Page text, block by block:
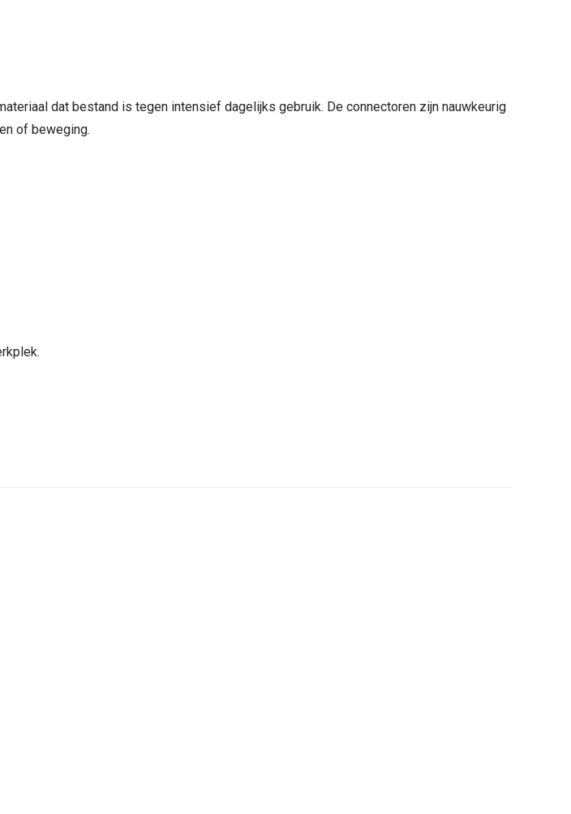
dat bestand is tegen intensief dagelijks gebruik. De connectoren zijn nauwkeurig
of beweging.